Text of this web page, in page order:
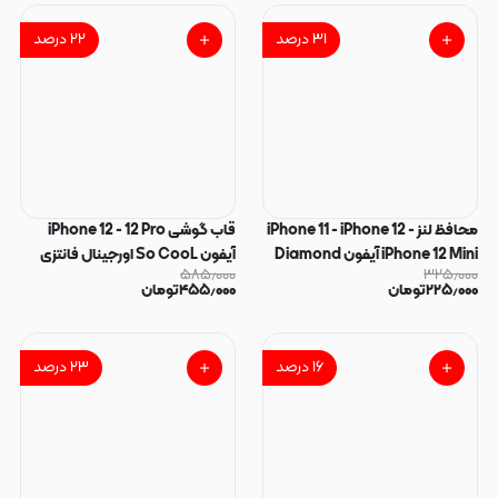
۳۱درصد
محافظ لنز iPhone 11 - iPhone 12 -
iPhone 12 Mini آیفون Diamond
Lens مدل رینگی فلزی نگین دار
سواروسکی مشکی کد 180762
۳۲۵٫۰۰۰
۲۲۵٫۰۰۰تومان
۲۲درصد
قاب گوشی iPhone 12 - 12 Pro
آیفون So CooL اورجینال فانتزی
براش لیزری لنز کرومی لاکچری طرح
۵۸۵٫۰۰۰
۴۵۵٫۰۰۰تومان
۱۶درصد ۲۳درصد